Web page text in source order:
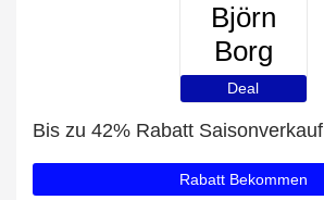
Björn
Borg
Deal
Bis zu 42% Rabatt Saisonverkauf
Rabatt Bekommen